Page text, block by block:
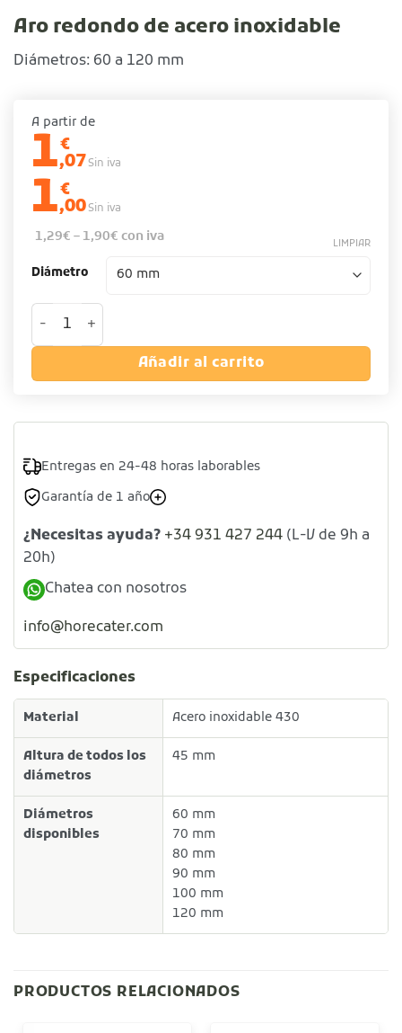
Aro redondo de acero inoxidable
Diámetros: 60 a 120 mm
A partir de
1€
,07Sin iva
1€
,00Sin iva
1,29€ – 1,90€ con iva
Diámetro
LIMPIAR
Añadir al carrito
Entregas en 24-48 horas laborables
Garantía de 1 año
¿Necesitas ayuda? +34 931 427 244 (L-V de 9h a
20h)
Chatea con nosotros
info@horecater.com
Especificaciones
Material Acero inoxidable 430
Altura de todos los
diámetros
45 mm
Diámetros
disponibles
60 mm
70 mm
80 mm
90 mm
100 mm
120 mm
PRODUCTOS RELACIONADOS